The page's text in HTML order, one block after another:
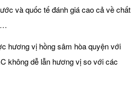
và quốc tế đánh giá cao cả về chất
hương vị hồng sâm hòa quyện với
không dễ lẫn hương vị so với các